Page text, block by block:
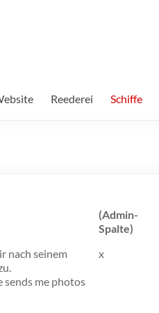
Reederei Schiffe
(Admin-
Spalte)
nach seinem
sends me photos
x